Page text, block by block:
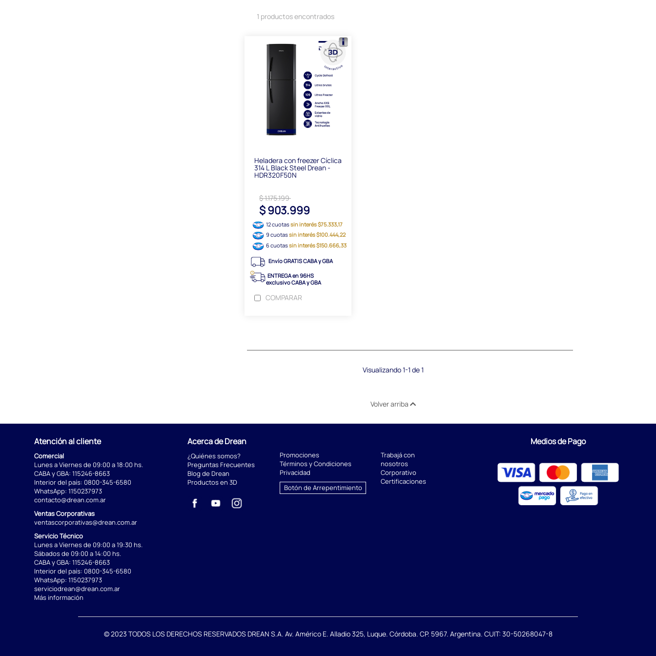
1 productos encontrados
Heladera con freezer Cíclica
314 L Black Steel Drean -
HDR320F50N
$ 1.175.199
$ 903.999
12 cuotassin interés $75.333,17
9 cuotassin interés $100.444,22
6 cuotassin interés $150.666,33
Envío GRATIS CABA y GBA
ENTREGA en 96HS
exclusivo CABA y GBA
COMPARAR
Visualizando 1-1 de 1
Volver arriba
Atención al cliente
Comercial
Lunes a Viernes de 09:00 a 18:00 hs.
CABA y GBA: 115246-8663
Interior del país: 0800-345-6580
WhatsApp: 1150237973
contacto@drean.com.ar
Ventas Corporativas
ventascorporativas@drean.com.ar
Servicio Técnico
Lunes a Viernes de 09:00 a 19:30 hs.
Sábados de 09:00 a 14:00 hs.
CABA y GBA: 115246-8663
Interior del país: 0800-345-6580
WhatsApp: 1150237973
serviciodrean@drean.com.ar
Más información
Acerca de Drean
¿Quiénes somos?
Preguntas Frecuentes
Blog de Drean
Productos en 3D
Promociones
Términos y Condiciones
Privacidad
Botón de Arrepentimiento
Trabajá con
nosotros
Corporativo
Certificaciones
Medios de Pago
© 2023 TODOS LOS DERECHOS RESERVADOS DREAN S.A. Av. Américo E. Alladio 325, Luque. Córdoba. CP. 5967. Argentina. CUIT: 30-50268047-8